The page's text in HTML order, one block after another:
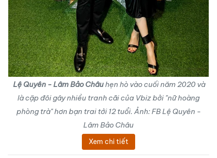
Lệ Quyên - Lâm Bảo Châuhẹn hò vào cuối năm 2020 và
là cặp đôi gây nhiều tranh cãi của Vbiz bởi "nữ hoàng
phòng trà" hơn bạn trai tới 12 tuổi. Ảnh: FB Lệ Quyên -
Lâm Bảo Châu
Xem chi tiết